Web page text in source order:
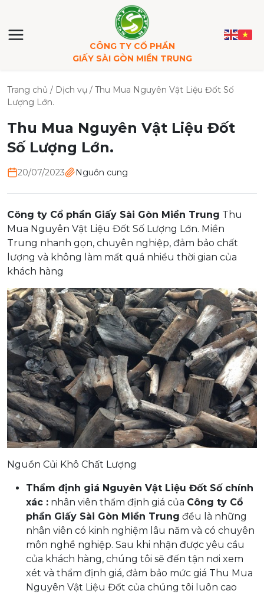
CÔNG TY CỔ PHẦN
GIẤY SÀI GÒN MIỀN TRUNG
Trang chủ / Dịch vụ / Thu Mua Nguyên Vật Liệu Đốt Số
Lượng Lớn.
Thu Mua Nguyên Vật Liệu Đốt
Số Lượng Lớn.
20/07/2023 Nguồn cung
Công ty Cổ phần Giấy Sài Gòn Miền Trung Thu
Mua Nguyên Vật Liệu Đốt Số Lượng Lớn. Miền
Trung nhanh gọn, chuyên nghiệp, đảm bảo chất
lượng và không làm mất quá nhiều thời gian của
khách hàng
Nguồn Củi Khô Chất Lượng
Thẩm định giá Nguyên Vật Liệu Đốt Số chính
xác : nhân viên thẩm định giá của Công ty Cổ
phần Giấy Sài Gòn Miền Trung đều là những
nhân viên có kinh nghiệm lâu năm và có chuyên
môn nghề nghiệp. Sau khi nhận được yêu cầu
của khách hàng, chúng tôi sẽ đến tận nơi xem
xét và thẩm định giá, đảm bảo mức giá Thu Mua
Nguyên Vật Liệu Đốt của chúng tôi luôn cao